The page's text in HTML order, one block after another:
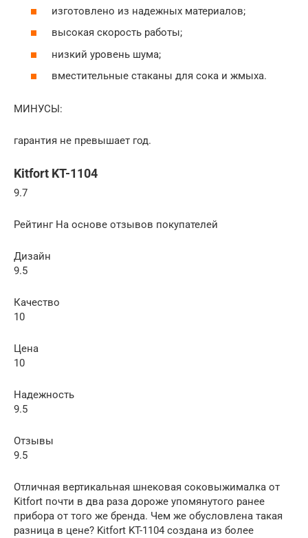
изготовлено из надежных материалов;
высокая скорость работы;
низкий уровень шума;
вместительные стаканы для сока и жмыха.
МИНУСЫ:
гарантия не превышает год.
Kitfort KT-1104
9.7
Рейтинг На основе отзывов покупателей
Дизайн
9.5
Качество
10
Цена
10
Надежность
9.5
Отзывы
9.5
Отличная вертикальная шнековая соковыжималка от
Kitfort почти в два раза дороже упомянутого ранее
прибора от того же бренда. Чем же обусловлена такая
разница в цене? Kitfort KT-1104 создана из более